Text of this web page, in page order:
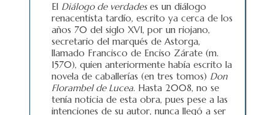
El Diálogo de verdadeses un diálogo
renacentista tardío, escrito ya cerca de los
años 70 del siglo XVI, por un riojano,
secretario del marqués de Astorga,
llamado Francisco de Enciso Zárate (m.
1570), quien anteriormente había escrito la
novela de caballerías (en tres tomos) Don
Florambel de Lucea. Hasta 2008, no se
tenía noticia de esta obra, pues pese a las
intenciones de su autor, nunca llegó a ser